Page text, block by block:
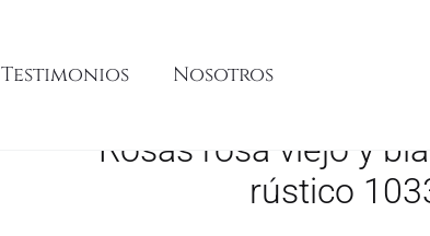
Testimonios Nosotros
Rosas rosa viejo y
rústico